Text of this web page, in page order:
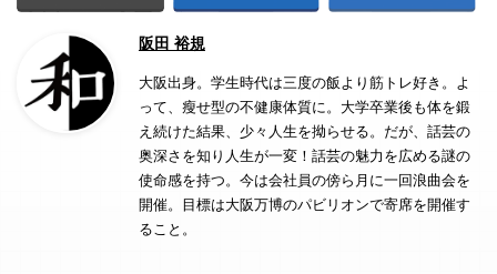
阪田 裕規
大阪出身。学生時代は三度の飯より筋トレ好き。よ
って、瘦せ型の不健康体質に。大学卒業後も体を鍛
え続けた結果、少々人生を拗らせる。だが、話芸の
奥深さを知り人生が一変！話芸の魅力を広める謎の
使命感を持つ。今は会社員の傍ら月に一回浪曲会を
開催。目標は大阪万博のパビリオンで寄席を開催す
ること。